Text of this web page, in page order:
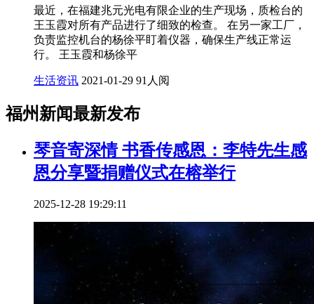
最近，在福建兆元光电有限企业的生产现场，质检台的
王玉霞对所有产品进行了细致的检查。 在另一家工厂，
负责监控机台的杨徐平盯着仪器，确保生产线正常运
行。 王玉霞和杨徐平
生活资讯 2021-01-29 91人阅
福州新闻最新发布
琴音寄深情 书香传感恩：李特先生感
恩分享暨捐赠仪式在榕举行
2025-12-28 19:29:11